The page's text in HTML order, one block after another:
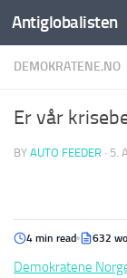
Antiglobalisten
DEMOKRATENE.NO
Er vår
BY AUTO FEEDER · 5.
4 min read 632
Demokratene